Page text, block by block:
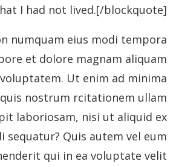
I had not lived.[/blockquote]
numquam eius modi tempora
et dolore magnam aliquam
Ut enim ad minima
nostrum rcitationem ullam
laboriosam, nisi ut aliquid ex
sequatur? Quis autem vel eum
qui in ea voluptate velit